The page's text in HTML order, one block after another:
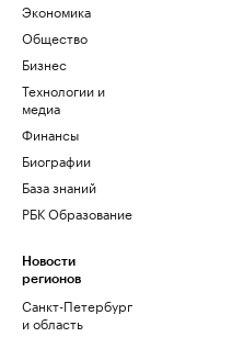
Экономика
Общество
Бизнес
Технологии и
медиа
Финансы
Биографии
База знаний
РБК Образование
Новости
регионов
Санкт-Петербург
и область